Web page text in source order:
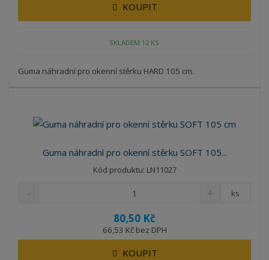
KOUPIT
SKLADEM 12 KS
Guma náhradní pro okenní stěrku HARD 105 cm.
Guma náhradní pro okenní stěrku SOFT 105...
Kód produktu: LN11027
80,50 Kč
66,53 Kč bez DPH
ks
KOUPIT